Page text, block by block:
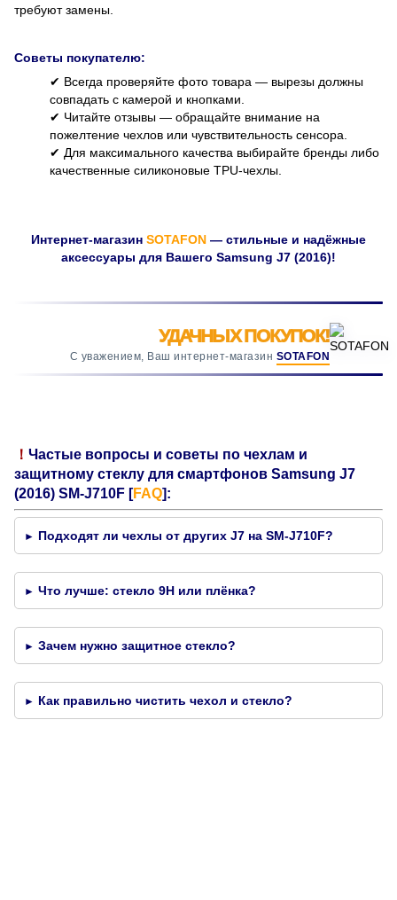
требуют замены.
Советы покупателю:
✔︎ Всегда проверяйте фото товара — вырезы должны
совпадать с камерой и кнопками.
✔︎ Читайте отзывы — обращайте внимание на
пожелтение чехлов или чувствительность сенсора.
✔︎ Для максимального качества выбирайте бренды либо
качественные силиконовые TPU-чехлы.
Интернет-магазин SOTAFON — стильные и надёжные
аксессуары для Вашего Samsung J7 (2016)!
УДАЧНЫХ ПОКУПОК!
С уважением, Ваш интернет-магазин SOTAFON
！ Частые вопросы и советы по чехлам и
защитному стеклу для смартфонов Samsung J7
(2016) SM-J710F [FAQ]:
► Подходят ли чехлы от других J7 на SM-J710F?
► Что лучше: стекло 9H или плёнка?
► Зачем нужно защитное стекло?
► Как правильно чистить чехол и стекло?